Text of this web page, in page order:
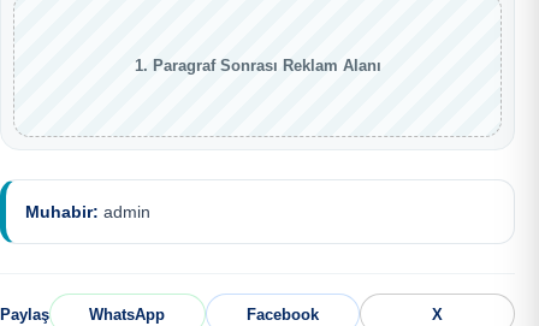
1. Paragraf Sonrası Reklam Alanı
Muhabir: admin
Paylaş WhatsApp Facebook X